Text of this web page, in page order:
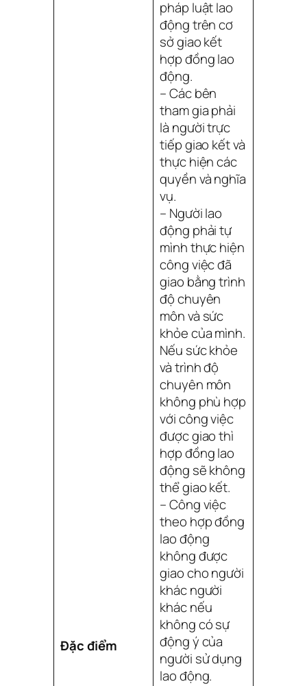
Đặc điểm
pháp luật lao
động trên cơ
sở giao kết
hợp đồng lao
động.
– Các bên
tham gia phải
là người trực
tiếp giao kết và
thực hiện các
quyền và nghĩa
vụ.
– Người lao
động phải tự
mình thực hiện
công việc đã
giao bằng trình
độ chuyên
môn và sức
khỏe của mình.
Nếu sức khỏe
và trình độ
chuyên môn
không phù hợp
với công việc
được giao thì
hợp đồng lao
động sẽ không
thể giao kết.
– Công việc
theo hợp đồng
lao động
không được
giao cho người
khác người
khác nếu
không có sự
động ý của
người sử dụng
lao động.